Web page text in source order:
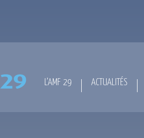
L’AMF 29 ACTUALITÉS